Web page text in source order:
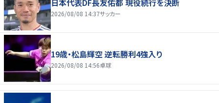
2026/08/08 14:37サッカー
19歳・松島輝空 逆転勝利4強入り
2026/08/08 14:56卓球